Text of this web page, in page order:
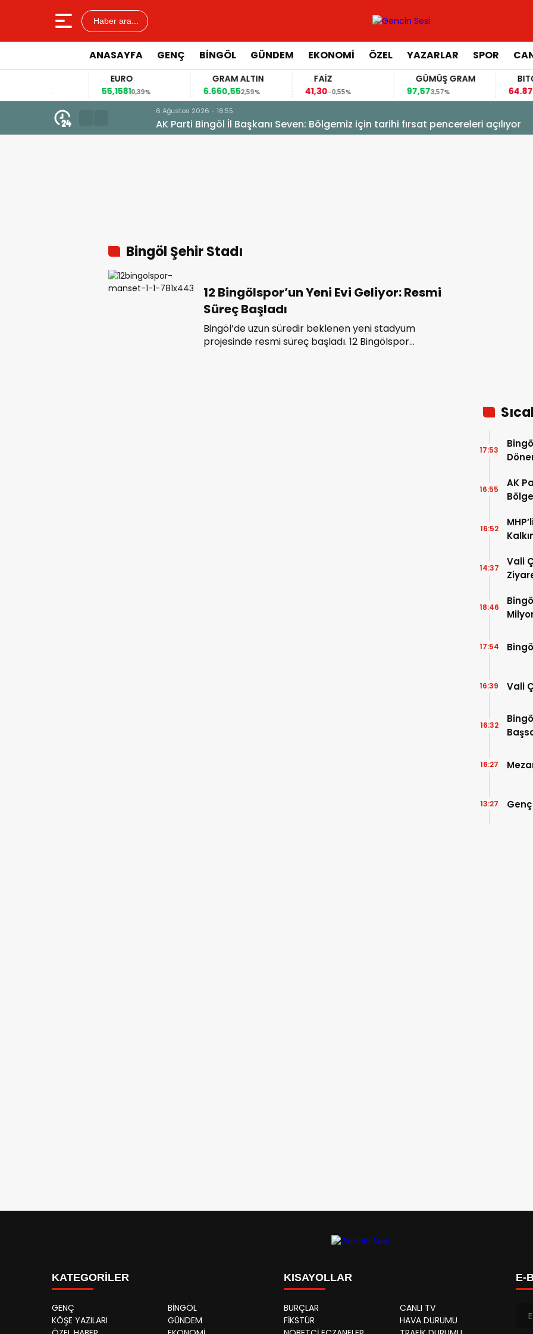
Haber ara...
ANASAYFA GENÇ BİNGÖL GÜNDEM EKONOMİ ÖZEL YAZARLAR SPOR
55,15810,39%
GRAM ALTIN
6.660,552,59% -0,55%
GÜMÜŞ GRAM
3,57%
BITCOIN
64.878,00-
6 Ağustos 2026 - 16:55
AK Parti Bingöl İl Başkanı Seven: Bölgemiz için tarihi fırsat pencereleri açılıyor
Bingöl Şehir Stadı
12 Bingölspor’un Yeni Evi Geliyor: Resmi
Süreç Başladı
Bingöl’de uzun süredir beklenen yeni stadyum
projesinde resmi süreç başladı. 12 Bingölspor
17:53
AK
16:55
16:52
Vali
14:37
18:46
17:54
Vali
16:39
16:32
16:27
13:27
KATEGORİLER
GENÇ
BİNGÖL
KÖŞE YAZILARI
GÜNDEM
KISAYOLLAR
BURÇLAR
CANLI TV
FİKSTÜR
HAVA DURUMU
E-